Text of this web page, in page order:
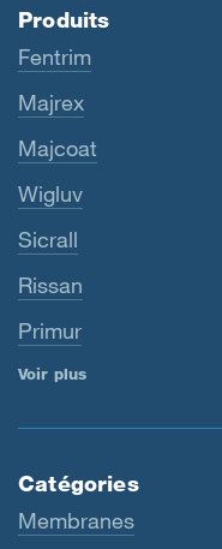
Produits
Fentrim
Majrex
Majcoat
Wigluv
Sicrall
Rissan
Primur
Voir plus
Catégories
Membranes